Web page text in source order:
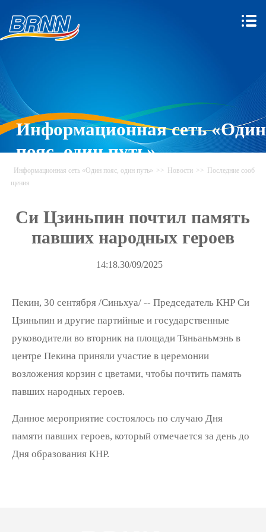
Информационная сеть «Один
пояс, один путь»
Информационная сеть «Один пояс, один путь» >> Новости >> Последние сооб
щения
Си Цзиньпин почтил память
павших народных героев
14:18.30/09/2025
Пекин, 30 сентября /Синьхуа/ -- Председатель КНР Си
Цзиньпин и другие партийные и государственные
руководители во вторник на площади Тяньаньмэнь в
центре Пекина приняли участие в церемонии
возложения корзин с цветами, чтобы почтить память
павших народных героев.
Данное мероприятие состоялось по случаю Дня
памяти павших героев, который отмечается за день до
Дня образования КНР.